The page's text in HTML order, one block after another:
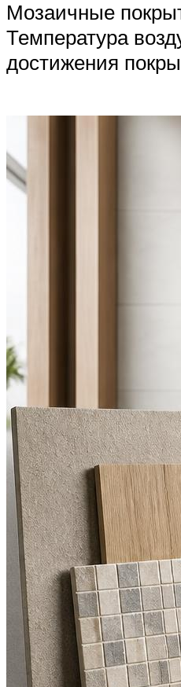
Мозаичные
Температура
достижения